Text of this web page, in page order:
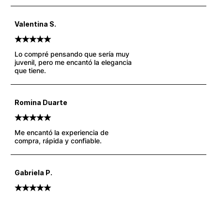
Valentina S.
Valorado5sobre 5 basado en
5
Lo compré pensando que sería muy
juvenil, pero me encantó la elegancia
que tiene.
Romina Duarte
Valorado5sobre 5 basado en
5
Me encantó la experiencia de
compra, rápida y confiable.
Gabriela P.
Valorado5sobre 5 basado en
5